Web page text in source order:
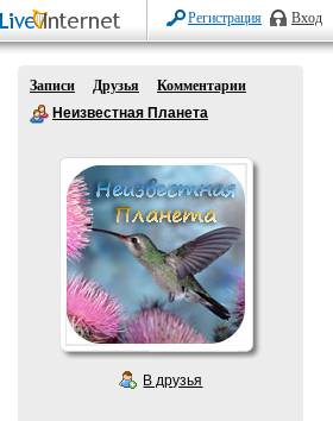
Регистрация Вход
Записи Друзья
Комментарии
Неизвестная Планета
В друзья